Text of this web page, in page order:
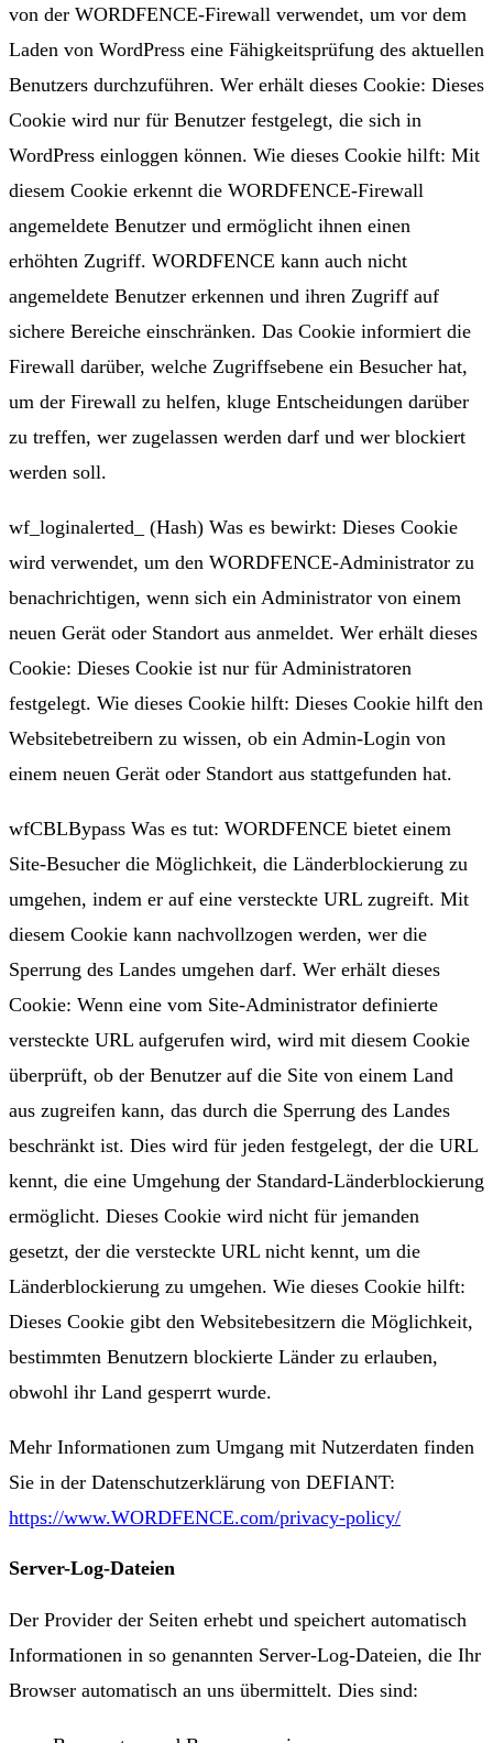
von der WORDFENCE-Firewall verwendet, um vor dem
Laden von WordPress eine Fähigkeitsprüfung des aktuellen
Benutzers durchzuführen. Wer erhält dieses Cookie: Dieses
Cookie wird nur für Benutzer festgelegt, die sich in
WordPress einloggen können. Wie dieses Cookie hilft: Mit
diesem Cookie erkennt die WORDFENCE-Firewall
angemeldete Benutzer und ermöglicht ihnen einen
erhöhten Zugriff. WORDFENCE kann auch nicht
angemeldete Benutzer erkennen und ihren Zugriff auf
sichere Bereiche einschränken. Das Cookie informiert die
Firewall darüber, welche Zugriffsebene ein Besucher hat,
um der Firewall zu helfen, kluge Entscheidungen darüber
zu treffen, wer zugelassen werden darf und wer blockiert
werden soll.
wf_loginalerted_ (Hash) Was es bewirkt: Dieses Cookie
wird verwendet, um den WORDFENCE-Administrator zu
benachrichtigen, wenn sich ein Administrator von einem
neuen Gerät oder Standort aus anmeldet. Wer erhält dieses
Cookie: Dieses Cookie ist nur für Administratoren
festgelegt. Wie dieses Cookie hilft: Dieses Cookie hilft den
Websitebetreibern zu wissen, ob ein Admin-Login von
einem neuen Gerät oder Standort aus stattgefunden hat.
wfCBLBypass Was es tut: WORDFENCE bietet einem
Site-Besucher die Möglichkeit, die Länderblockierung zu
umgehen, indem er auf eine versteckte URL zugreift. Mit
diesem Cookie kann nachvollzogen werden, wer die
Sperrung des Landes umgehen darf. Wer erhält dieses
Cookie: Wenn eine vom Site-Administrator definierte
versteckte URL aufgerufen wird, wird mit diesem Cookie
überprüft, ob der Benutzer auf die Site von einem Land
aus zugreifen kann, das durch die Sperrung des Landes
beschränkt ist. Dies wird für jeden festgelegt, der die URL
kennt, die eine Umgehung der Standard-Länderblockierung
ermöglicht. Dieses Cookie wird nicht für jemanden
gesetzt, der die versteckte URL nicht kennt, um die
Länderblockierung zu umgehen. Wie dieses Cookie hilft:
Dieses Cookie gibt den Websitebesitzern die Möglichkeit,
bestimmten Benutzern blockierte Länder zu erlauben,
obwohl ihr Land gesperrt wurde.
Mehr Informationen zum Umgang mit Nutzerdaten finden
Sie in der Datenschutzerklärung von DEFIANT:
https://www.WORDFENCE.com/privacy-policy/
Server-Log-Dateien
Der Provider der Seiten erhebt und speichert automatisch
Informationen in so genannten Server-Log-Dateien, die Ihr
Browser automatisch an uns übermittelt. Dies sind: